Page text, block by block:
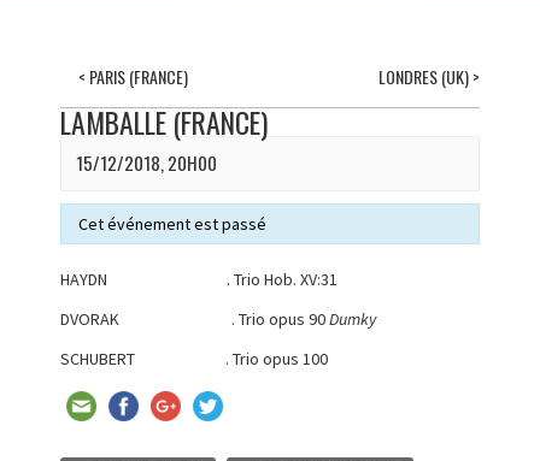
< PARIS (FRANCE) LONDRES (UK)>
LAMBALLE (FRANCE)
15/12/2018, 20H00
Cet événement est passé
HAYDN . Trio Hob. XV:31
DVORAK . Trio opus 90Dumky
SCHUBERT . Trio opus 100